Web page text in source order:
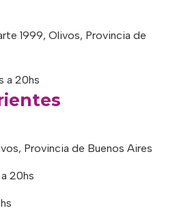
1999, Olivos, Provincia de
a 20hs
Provincia de Buenos Aires
20hs